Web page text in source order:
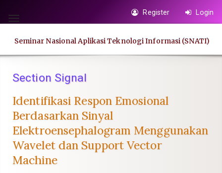
jump
page
content
Navigation
Main
Sidebar
Toggle
Register Login
Seminar Nasional Aplikasi Teknologi Informasi (SNATI)
Section Signal
Identifikasi Respon Emosional
Berdasarkan Sinyal
Elektroensephalogram Menggunakan
Wavelet dan Support Vector
Machine